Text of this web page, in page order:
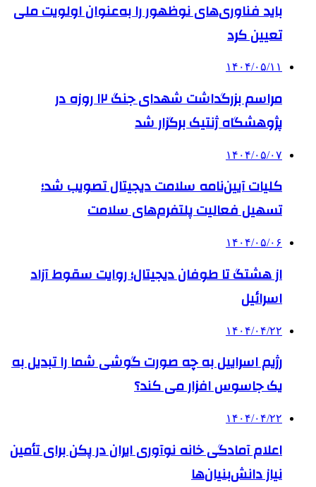
باید فناوری‌های نوظهور را به‌عنوان اولویت ملی
تعیین کرد
۱۴۰۴/۰۵/۱۱
مراسم بزرگداشت شهدای جنگ ۱۲ روزه در
پژوهشگاه ژنتیک برگزار شد
۱۴۰۴/۰۵/۰۷
کلیات آیین‌نامه سلامت دیجیتال تصویب شد؛
تسهیل فعالیت پلتفرم‌های سلامت
۱۴۰۴/۰۵/۰۶
از هشتگ تا طوفان دیجیتال؛ روایت سقوط آزاد
اسرائیل
۱۴۰۴/۰۴/۲۲
رژیم اسراییل به چه صورت گوشی شما را تبدیل به
یک جاسوس افزار می کند؟
۱۴۰۴/۰۴/۲۲
اعلام آمادگی خانه نوآوری ایران در پکن برای تأمین
نیاز دانش‌بنیان‌ها